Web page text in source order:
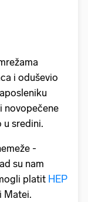
i oduševio
novopečene
u sredini.
-
su nam
platit HEP
Matei.